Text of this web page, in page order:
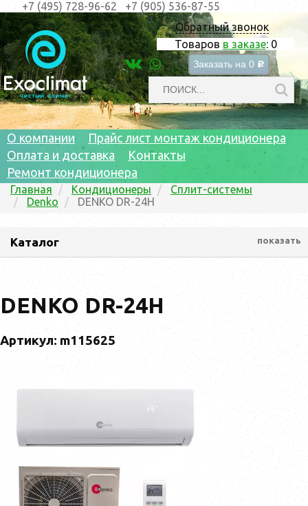
Обратный звонок
Товаров в заказе: 0
Заказать на 0 c
+7 (495) 728-96-62 +7 (905) 536-87-55
О компании
Прайс лист монтаж кондиционера
Оплата и доставка
Контакты
Ремонт кондиционера
Главная Кондиционеры
Сплит-системы
Denko
DENKO DR-24H
Каталог показать
DENKO DR-24H
Артикул: m115625